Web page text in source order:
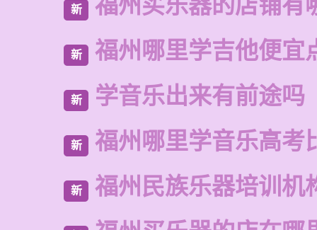
新 福州买乐器的店铺有
新 福州哪里学吉他便宜
新 学音乐出来有前途吗
新 福州哪里学音乐高考
新 福州民族乐器培训机